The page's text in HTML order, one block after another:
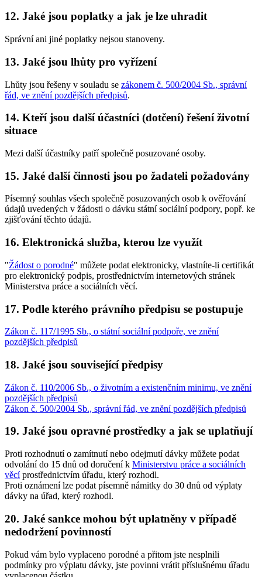
12. Jaké jsou poplatky a jak je lze uhradit
Správní ani jiné poplatky nejsou stanoveny.
13. Jaké jsou lhůty pro vyřízení
Lhůty jsou řešeny v souladu se zákonem č. 500/2004 Sb., správní
řád, ve znění pozdějších předpisů.
14. Kteří jsou další účastníci (dotčení) řešení životní
situace
Mezi další účastníky patří společně posuzované osoby.
15. Jaké další činnosti jsou po žadateli požadovány
Písemný souhlas všech společně posuzovaných osob k ověřování
údajů uvedených v žádosti o dávku státní sociální podpory, popř. ke
zjišťování těchto údajů.
16. Elektronická služba, kterou lze využít
"Žádost o porodné" můžete podat elektronicky, vlastníte-li certifikát
pro elektronický podpis, prostřednictvím internetových stránek
Ministerstva práce a sociálních věcí.
17. Podle kterého právního předpisu se postupuje
Zákon č. 117/1995 Sb., o státní sociální podpoře, ve znění
pozdějších předpisů
18. Jaké jsou související předpisy
Zákon č. 110/2006 Sb., o životním a existenčním minimu, ve znění
pozdějších předpisů
Zákon č. 500/2004 Sb., správní řád, ve znění pozdějších předpisů
19. Jaké jsou opravné prostředky a jak se uplatňují
Proti rozhodnutí o zamítnutí nebo odejmutí dávky můžete podat
odvolání do 15 dnů od doručení k Ministerstvu práce a sociálních
věcíprostřednictvím úřadu, který rozhodl.
Proti oznámení lze podat písemně námitky do 30 dnů od výplaty
dávky na úřad, který rozhodl.
20. Jaké sankce mohou být uplatněny v případě
nedodržení povinností
Pokud vám bylo vyplaceno porodné a přitom jste nesplnili
podmínky pro výplatu dávky, jste povinni vrátit příslušnému úřadu